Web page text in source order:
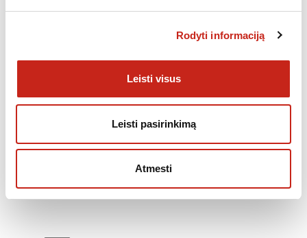
Rodyti informaciją
Leisti visus
Leisti pasirinkimą
Atmesti
KOMPLEKTAI: KAITLENTĖS + ORKAITĖS,KOMPLEKTAI: ORKAITĖS +